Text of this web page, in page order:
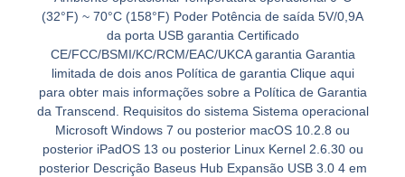
(32°F) ~ 70°C (158°F) Poder Potência de saída 5V/0,9A
da porta USB garantia Certificado
CE/FCC/BSMI/KC/RCM/EAC/UKCA garantia Garantia
limitada de dois anos Política de garantia Clique aqui
para obter mais informações sobre a Política de Garantia
da Transcend. Requisitos do sistema Sistema operacional
Microsoft Windows 7 ou posterior macOS 10.2.8 ou
posterior iPadOS 13 ou posterior Linux Kernel 2.6.30 ou
posterior Descrição Baseus Hub Expansão USB 3.0 4 em